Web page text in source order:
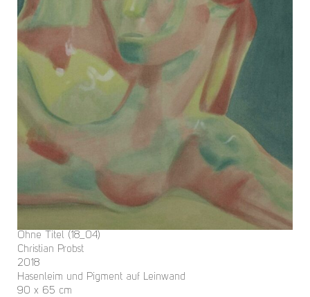
Ohne Titel (18_04)
Christian Probst
2018
Hasenleim und Pigment auf Leinwand
90 x 65 cm